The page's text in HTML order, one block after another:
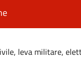
leva militare,